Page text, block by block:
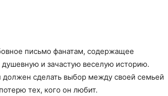
письмо фанатам, содержащее
и зачастую веселую историю.
сделать выбор между своей семьей
тех, кого он любит.